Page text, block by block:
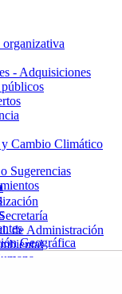
- Adquisiciones
Cambio Climático
de Administración